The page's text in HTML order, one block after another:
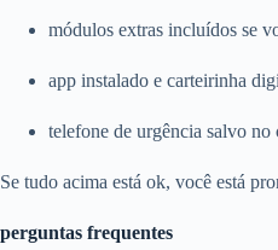
módulos extras incluídos se
app instalado e carteirinha
telefone de urgência salvo no
Se tudo acima está ok, você está
perguntas frequentes